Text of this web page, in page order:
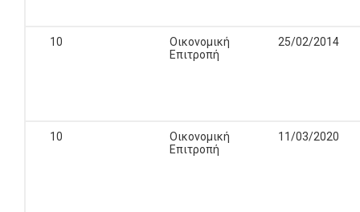
10
Οικονομική
Επιτροπή
25/02/2014
10
Οικονομική
Επιτροπή
11/03/2020